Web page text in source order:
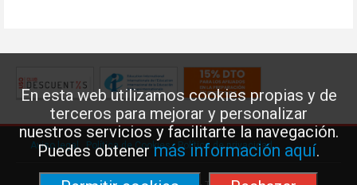
En esta web utilizamos cookies propias y de
terceros para mejorar y personalizar
nuestros servicios y facilitarte la navegación.
Puedes obtenermás información aquí.
Aviso legal·Política de Cookies·Política de privacidad